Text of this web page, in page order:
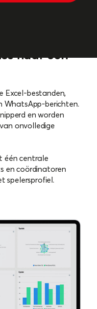
naar één
Excel-bestanden,
WhatsApp-berichten.
en worden
onvolledige
één centrale
en coördinatoren
spelersprofiel.